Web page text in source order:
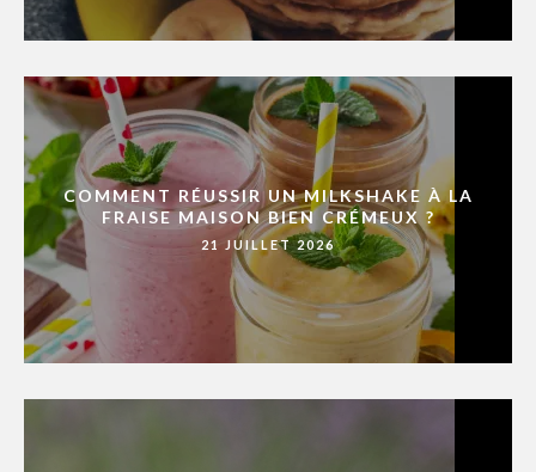
COMMENT RÉUSSIR UN MILKSHAKE À LA
FRAISE MAISON BIEN CRÉMEUX ?
21 JUILLET 2026